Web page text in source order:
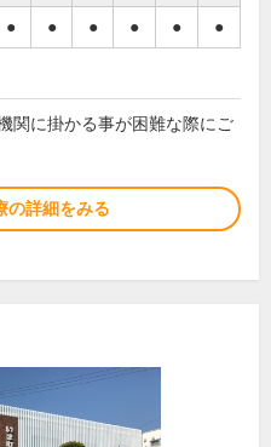
● ● ● ● ● ●
関に掛かる事が困難な際にご
の詳細をみる